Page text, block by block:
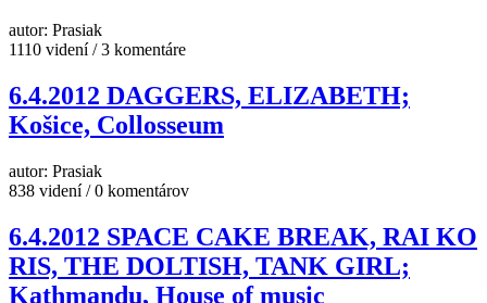
autor: Prasiak
1110 videní / 3 komentáre
6.4.2012 DAGGERS, ELIZABETH;
Košice, Collosseum
autor: Prasiak
838 videní / 0 komentárov
6.4.2012 SPACE CAKE BREAK, RAI KO
RIS, THE DOLTISH, TANK GIRL;
Kathmandu, House of music